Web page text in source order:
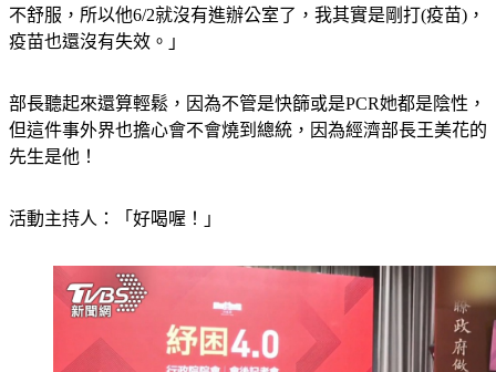
後一天，跟同仁接觸的時間，那因為同仁在6/2之前就開始有
不舒服，所以他6/2就沒有進辦公室了，我其實是剛打(疫苗)，
部長聽起來還算輕鬆，因為不管是快篩或是PCR她都是陰性，
但這件事外界也擔心會不會燒到總統，因為經濟部長王美花的